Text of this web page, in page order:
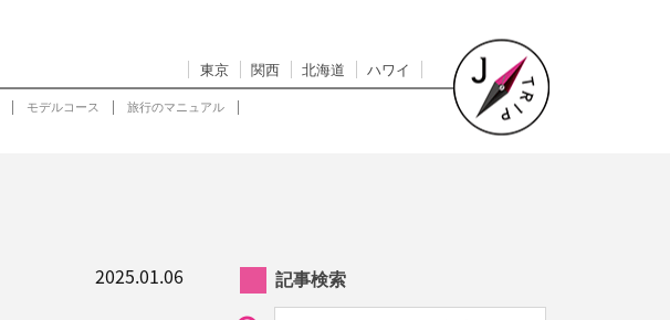
東京 関西 北海道 ハワイ
モデルコース 旅行のマニュアル
2025.01.06 記事検索